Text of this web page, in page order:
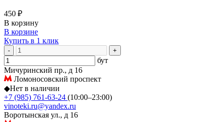
450 ₽
В корзину
В корзине
Купить в 1 клик
- +
бут
Мичуринский пр., д 16
Ломоносовский проспект
◆Нет в наличии
+7 (985) 761-63-24 (10:00–23:00)
vinoteki.ru@yandex.ru
Воротынская ул., д 16